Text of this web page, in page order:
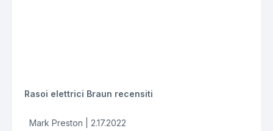
Rasoi elettrici Braun recensiti
Mark Preston | 2.17.2022